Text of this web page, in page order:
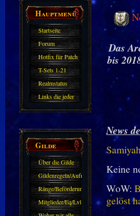
Hauptmenü
Startseite
Forum
Hotfix für Patch
11.X
T-Sets 1-21
Realmstatus
Links die jeder
kennen sollte?!
Gilde
Über die Gilde
(DAW)
Gildenregeln/Aufnahme
Ränge/Beförderungen
Mitglieder/Eq/Lvl
Das
bis
News
Keine
WoW:
gelöst